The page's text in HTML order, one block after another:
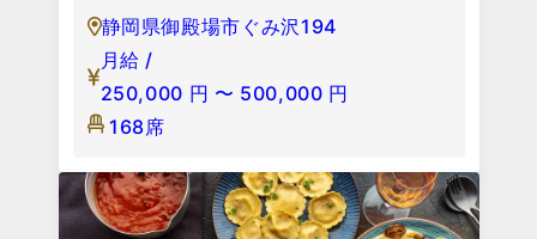
静岡県御殿場市ぐみ沢194
月給 /
250,000 円 〜 500,000 円
168席